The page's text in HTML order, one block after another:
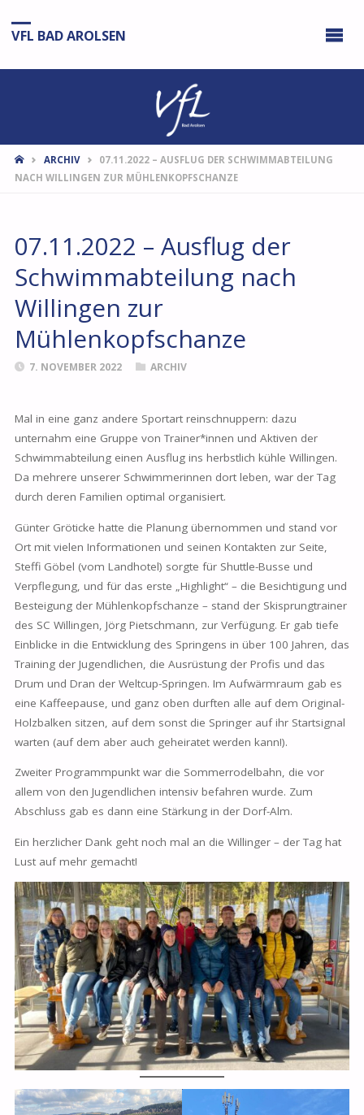
VFL BAD AROLSEN
STARTARCHIV
07.11.2022 – AUSFLUG DER SCHWIMMABTEILUNG
NACH WILLINGEN ZUR MÜHLENKOPFSCHANZE
07.11.2022 – Ausflug der
Schwimmabteilung nach
Willingen zur
Mühlenkopfschanze
7. NOVEMBER 2022 ARCHIV
Mal in eine ganz andere Sportart reinschnuppern: dazu
unternahm eine Gruppe von Trainer*innen und Aktiven der
Schwimmabteilung einen Ausflug ins herbstlich kühle Willingen.
Da mehrere unserer Schwimmerinnen dort leben, war der Tag
durch deren Familien optimal organisiert.
Günter Gröticke hatte die Planung übernommen und stand vor
Ort mit vielen Informationen und seinen Kontakten zur Seite,
Steffi Göbel (vom Landhotel) sorgte für Shuttle-Busse und
Verpflegung, und für das erste „Highlight“ – die Besichtigung und
Besteigung der Mühlenkopfschanze – stand der Skisprungtrainer
des SC Willingen, Jörg Pietschmann, zur Verfügung. Er gab tiefe
Einblicke in die Entwicklung des Springens in über 100 Jahren, das
Training der Jugendlichen, die Ausrüstung der Profis und das
Drum und Dran der Weltcup-Springen. Im Aufwärmraum gab es
eine Kaffeepause, und ganz oben durften alle auf dem Original-
Holzbalken sitzen, auf dem sonst die Springer auf ihr Startsignal
warten (auf dem aber auch geheiratet werden kann!).
Zweiter Programmpunkt war die Sommerrodelbahn, die vor
allem von den Jugendlichen intensiv befahren wurde. Zum
Abschluss gab es dann eine Stärkung in der Dorf-Alm.
Ein herzlicher Dank geht noch mal an die Willinger – der Tag hat
Lust auf mehr gemacht!